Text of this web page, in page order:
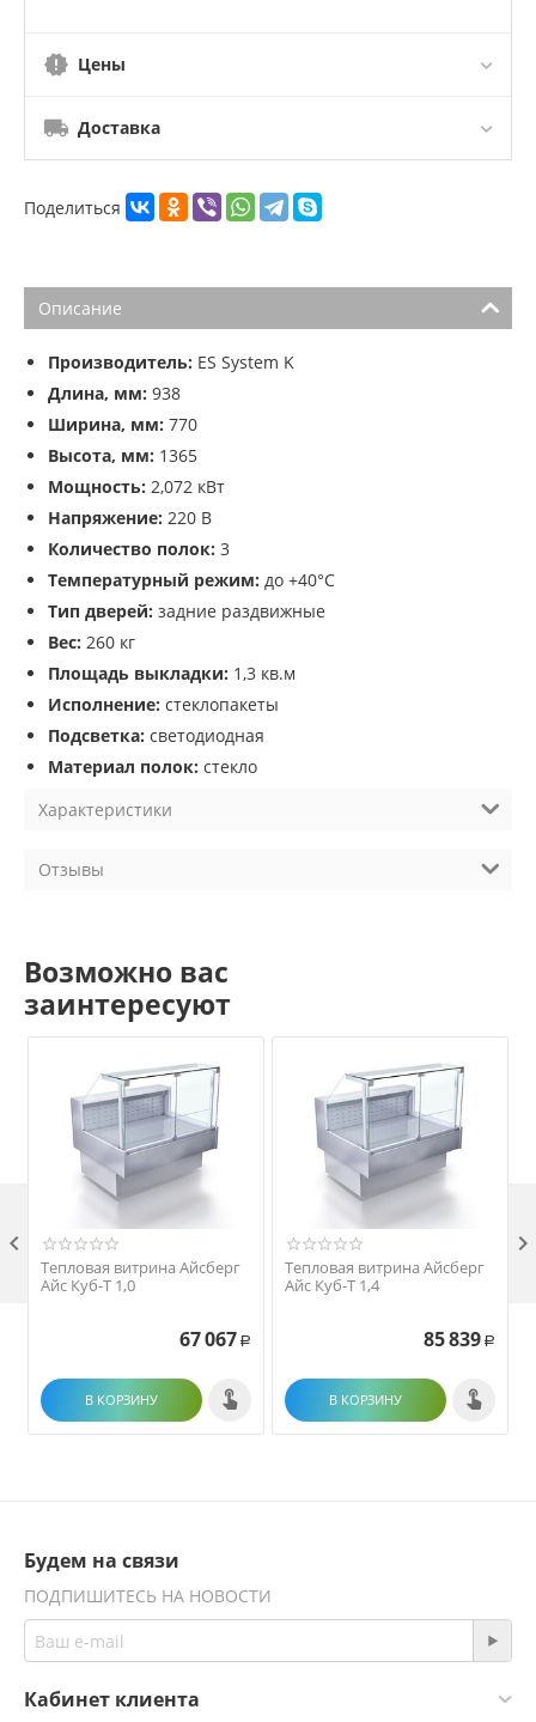
Цены
Доставка
Поделиться
Описание
Производитель: ES System K
Длина, мм: 938
Ширина, мм: 770
Высота, мм: 1365
Мощность: 2,072 кВт
Напряжение: 220 В
Количество полок: 3
Температурный режим: до +40°C
Тип дверей: задние раздвижные
Вес: 260 кг
Площадь выкладки: 1,3 кв.м
Исполнение: стеклопакеты
Подсветка: светодиодная
Материал полок: стекло
Характеристики
Отзывы
Возможно вас
заинтересуют
Тепловая витрина Айсберг
Айс Куб-Т 1,0
67 067 Р
В КОРЗИНУ
Тепловая витрина Айсберг
Айс Куб-Т 1,4
85 839 Р
В КОРЗИНУ
 
Будем на связи
ПОДПИШИТЕСЬ НА НОВОСТИ
Кабинет клиента